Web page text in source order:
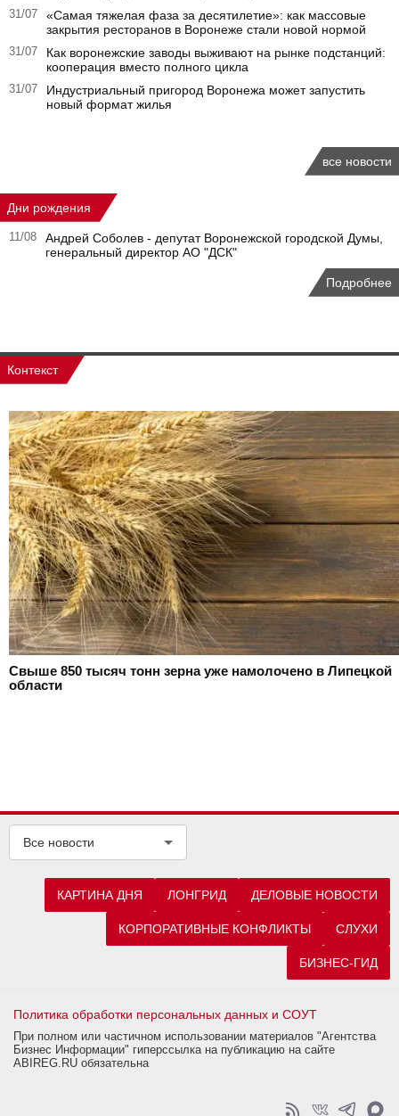
31/07
«Самая тяжелая фаза за десятилетие»: как массовые
закрытия ресторанов в Воронеже стали новой нормой
31/07
Как воронежские заводы выживают на рынке подстанций:
кооперация вместо полного цикла
31/07
Индустриальный пригород Воронежа может запустить
новый формат жилья
все новости
Дни рождения
11/08
Андрей Соболев - депутат Воронежской городской Думы,
генеральный директор АО "ДСК"
Подробнее
Контекст
Свыше 850 тысяч тонн зерна уже намолочено в Липецкой
области
Все новости
КАРТИНА ДНЯ ЛОНГРИД ДЕЛОВЫЕ НОВОСТИ
КОРПОРАТИВНЫЕ КОНФЛИКТЫ СЛУХИ
БИЗНЕС-ГИД
Политика обработки персональных данных и СОУТ
При полном или частичном использовании материалов "Агентства
Бизнес Информации" гиперссылка на публикацию на сайте
ABIREG.RU обязательна